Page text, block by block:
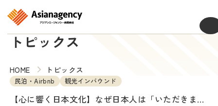
MENU
トピックス
HOME トピックス
民泊・Airbnb 観光インバウンド
【心に響く日本文化】なぜ日本人は「いただきま